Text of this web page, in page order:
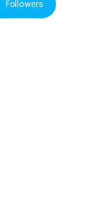
Followers